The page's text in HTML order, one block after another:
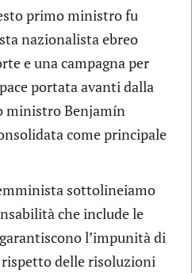
primo ministro fu
nazionalista ebreo
e una campagna per
portata avanti dalla
ministro Benjamín
come principale
sottolineiamo
che include le
l’impunità di
rispetto delle risoluzioni